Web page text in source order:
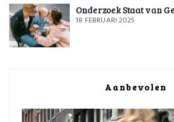
Onderzoek Staat van
18 FEBRUARI 2025
Aanbevolen